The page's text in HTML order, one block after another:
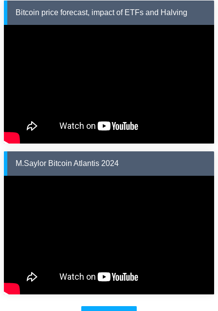
Bitcoin price forecast, impact of ETFs and Halving
M.Saylor Bitcoin Atlantis 2024